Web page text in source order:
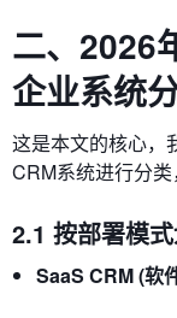
二、2026
企业系统
这是本文的核心，
CRM系统进行分类
2.1 按部署模
SaaS CRM (软